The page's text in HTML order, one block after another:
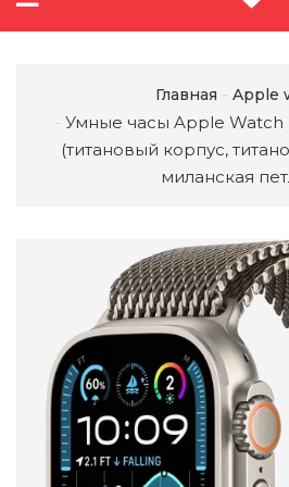
Главная Apple
Умные часы Apple Watch
(титановый корпус,
миланская